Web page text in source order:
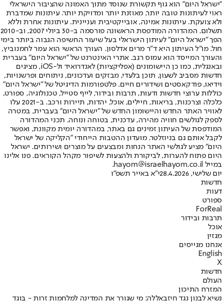
"ישראל היום" הוא גוף תקשורת שנוסד מתוך האמונה שהציבור הישראלי
ראוי לעיתונות טובה יותר, מאוזנת יותר ומדויקת יותר. עיתונות שמדברת
ולא צועקת. עיתונות אמינה, אובייקטיבית ועניינית. עיתונות אחרת וללא
תשלום. המהדורה המודפסת הראשונה פורסמה ב-30 ביולי 2007, וב-2010
הפך "ישראל היום" לעיתון הישראלי בעל שיעור החשיפה הגבוה ביותר בימי
חול. מו"ל העיתון היא ד"ר מרים אדלסון. העורך הראשי הוא עמר לחמנוביץ,
והעורך המייסד הוא עמוס רגב. אתרי האינטרנט של "ישראל היום" בעברית
ובאנגלית, כמו כן היישומונים (אפליקציות) לאנדרואיד ול-iOS, מציגים
חדשות מסביב לשעון, תוכן בלעדי, מבזקים ועדכונים, ניתוחים ופרשנויות,
וידיאו, פודקאסטים ושידורים חיים. פלטפורמות הדיגיטל של "ישראל היום"
כוללות ערוצי חדשות ודעות, תרבות ובידור, לייף סטייל, טכנולוגיה, ספורט,
כלכלה וצרכנות, בריאות, חיילים, אוכל, יהדות, תיירות ורכב. ב-2021 עלו
לאוויר האתר החדש והיישומון החדש של "ישראל היום" בעברית, במטרה
לספק לגולשים חוויה מהירה, עדכנית, בטוחה ונוחה. תכני המהדורה
המודפסת של העיתון זמינים גם באתר, במהדורה יומית מקוונת, ואפשר
לקבל אותם גם בניוזלטר. מועדון ההטבות הייחודי "הקליקה של ישראל
היום" מציע לגולשי האתר הנחות ומבצעים על מוצרים ושירותים. ישראל
היום פתוח להערות, לביקורת ולהצעות לשיפור מקהל הקוראים. פנו אלינו
במייל hayom@israelhayom.co.il.
יום שלישי, 28.4.2026
י"א באייר תשפ"ו
חדשות
דעות
ספורט
ForReal
תרבות ובידור
אוכל
מגזין
אנחנו מגייסים
English
X
חדשות
העולם
המזרח התיכון
נשיא לבנון נגד חיזבאללה: מי שגורר את המדינה למלחמות זרות - בוגד